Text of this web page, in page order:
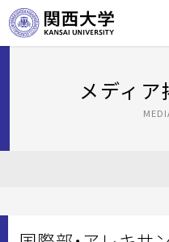
メディ